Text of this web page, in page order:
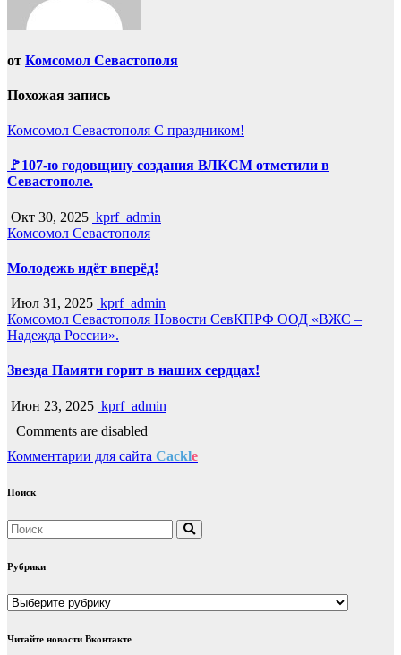
от Комсомол Севастополя
Похожая запись
Комсомол Севастополя С праздником!
🚩107-ю годовщину создания ВЛКСМ отметили в
Севастополе.
Окт 30, 2025 kprf_admin
Комсомол Севастополя
Молодежь идёт вперёд!
Июл 31, 2025 kprf_admin
Комсомол Севастополя Новости СевКПРФ ООД «ВЖС –
Надежда России».
Звезда Памяти горит в наших сердцах!
Июн 23, 2025 kprf_admin
Comments are disabled
Комментарии для сайта Cackle
Поиск
Рубрики
Рубрики
Читайте новости Вконтакте